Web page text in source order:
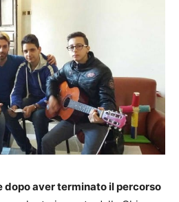
dopo aver terminato il percorso